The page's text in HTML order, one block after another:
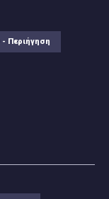
- Περιήγηση